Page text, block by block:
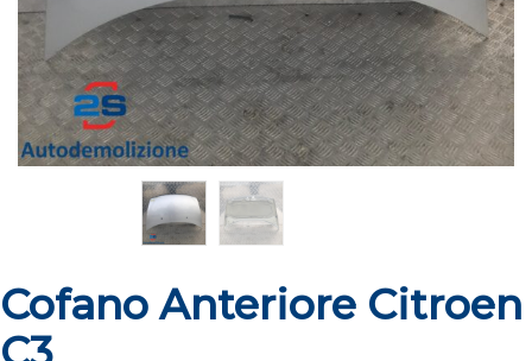
Cofano Anteriore Citroen